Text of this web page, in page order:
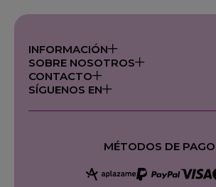
INFORMACIÓN
SOBRE NOSOTROS
CONTACTO
SÍGUENOS EN
MÉTODOS DE PAGO